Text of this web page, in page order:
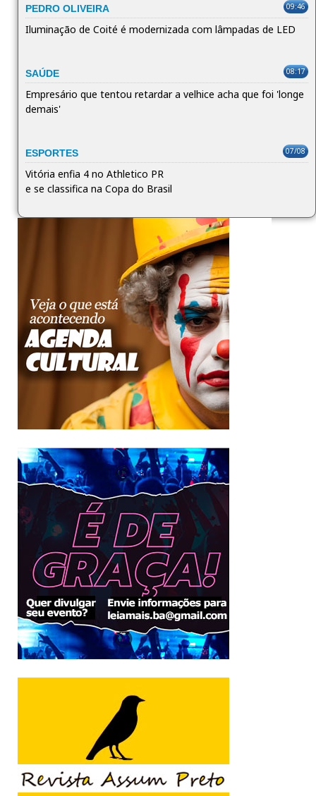
PEDRO OLIVEIRA 09:46
Iluminação de Coité é modernizada com lâmpadas de LED
SAÚDE 08:17
Empresário que tentou retardar a velhice acha que foi 'longe
demais'
ESPORTES 07/08
Vitória enfia 4 no Athletico PR
e se classifica na Copa do Brasil